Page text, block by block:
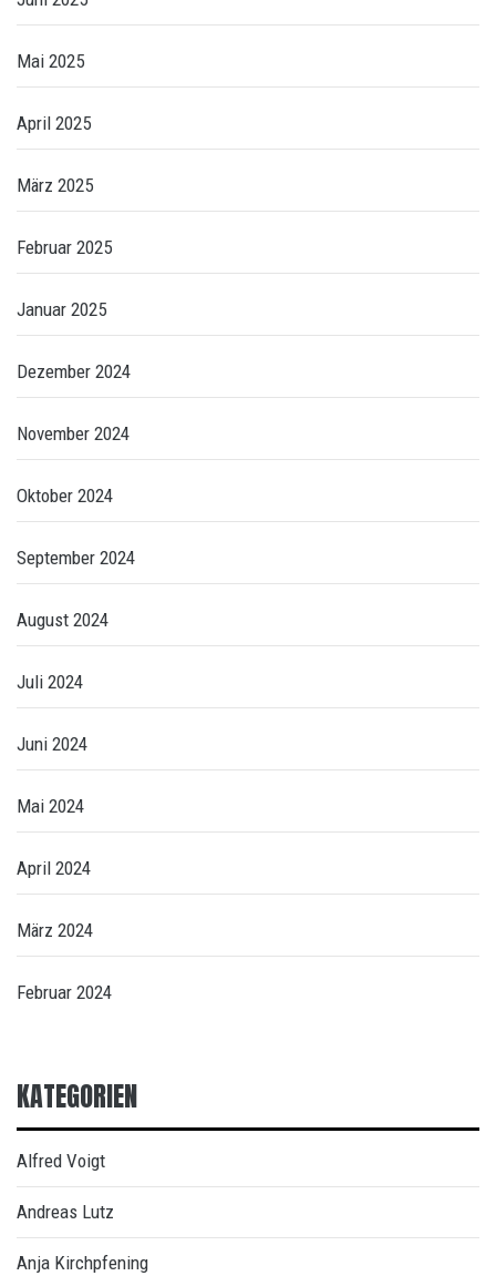
Mai 2025
April 2025
März 2025
Februar 2025
Januar 2025
Dezember 2024
November 2024
Oktober 2024
September 2024
August 2024
Juli 2024
Juni 2024
Mai 2024
April 2024
März 2024
Februar 2024
KATEGORIEN
Alfred Voigt
Andreas Lutz
Anja Kirchpfening